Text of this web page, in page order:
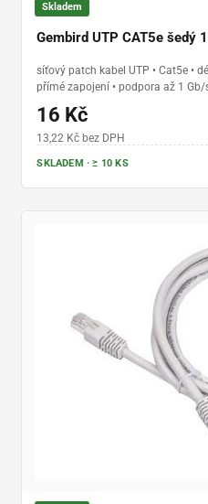
Skladem
Gembird UTP CAT5e šedý
síťový patch kabel UTP • Cat5e •
přímé zapojení • podpora až 1 Gb/
16 Kč
13,22 Kč bez DPH
SKLADEM · ≥ 10 KS